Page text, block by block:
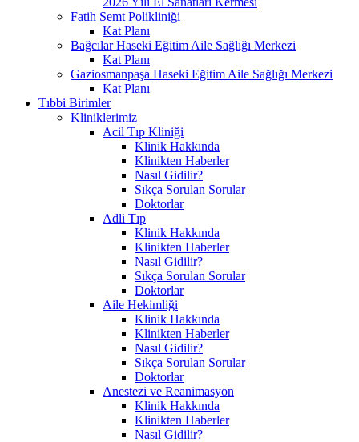
Fatih Semt Polikliniği
Kat Planı
Bağcılar Haseki Eğitim Aile Sağlığı Merkezi
Kat Planı
Gaziosmanpaşa Haseki Eğitim Aile Sağlığı Merkezi
Kat Planı
Tıbbi Birimler
Kliniklerimiz
Acil Tıp Kliniği
Klinik Hakkında
Klinikten Haberler
Nasıl Gidilir?
Sıkça Sorulan Sorular
Doktorlar
Adli Tıp
Klinik Hakkında
Klinikten Haberler
Nasıl Gidilir?
Sıkça Sorulan Sorular
Doktorlar
Aile Hekimliği
Klinik Hakkında
Klinikten Haberler
Nasıl Gidilir?
Sıkça Sorulan Sorular
Doktorlar
Anestezi ve Reanimasyon
Klinik Hakkında
Klinikten Haberler
Nasıl Gidilir?